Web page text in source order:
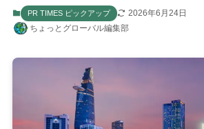
PR TIMES ピックアップ
2026年6月24日
ちょっとグローバル編集部